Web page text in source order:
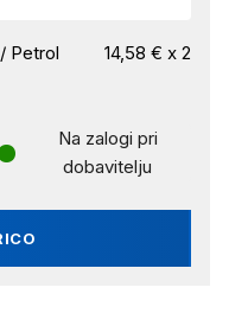
Petrol
14,58 € x 2
Na zalogi pri
dobavitelju